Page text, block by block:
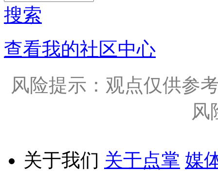
搜索
查看我的社区中心
风险提示：观点仅供参
风
关于我们 关于点掌 媒